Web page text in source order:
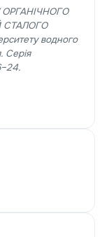
ОРГАНІЧНОГО
СТАЛОГО
водного
Серія